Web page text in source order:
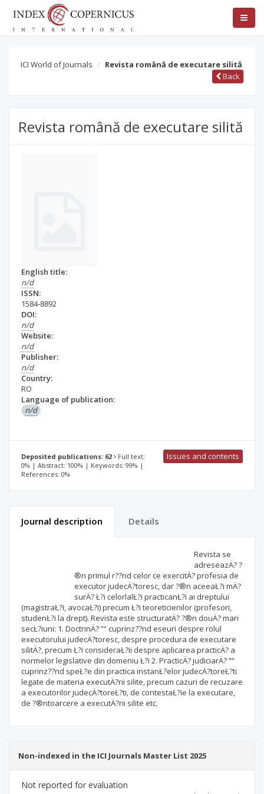
ICI World of Journals
Revista română de executare silită
Back
Revista română de executare silită
English title:
n/d
ISSN:
1584-8892
DOI:
n/d
Website:
n/d
Publisher:
n/d
Country:
RO
Language of publication:
n/d
Deposited publications: 62
Full text:
0% | Abstract: 100% | Keywords: 99% |
References: 0%
Issues and contents
Journal description Details
Revista se
adreseazÄ? ?
®n primul r??nd celor ce exercitÄ? profesia de
executor judecÄ?toresc, dar ?®n aceeaŁ?i mÄ?
surÄ? Ł?i celorlalŁ?i practicanŁ?i ai dreptului
(magistraŁ?i, avocaŁ?i) precum Ł?i teoreticienilor (profesori,
studenŁ?i la drept). Revista este structuratÄ? ?®n douÄ? mari
secŁ?iuni: 1. DoctrinÄ? ”“ cuprinz??nd eseuri despre rolul
executorului judecÄ?toresc, despre procedura de executare
silitÄ?, precum Ł?i consideraŁ?ii despre aplicarea practicÄ? a
normelor legislative din domeniu Ł?i 2. PracticÄ? judiciarÄ? ”“
cuprinz??nd speŁ?e din practica instanŁ?elor judecÄ?toreŁ?ti
legate de materia executÄ?rii silite, precum cazuri de recuzare
a executorilor judecÄ?toreŁ?ti, de contestaŁ?ie la executare,
de ?®ntoarcere a executÄ?rii silite etc.
Non-indexed in the ICI Journals Master List 2025
Not reported for evaluation